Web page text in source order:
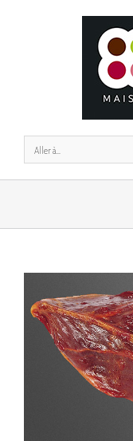
Aller à...